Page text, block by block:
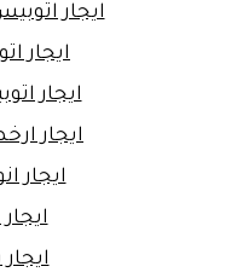
ايجار
ايجار
ايجار
ايجار
ايجار
ايجار
ايجار